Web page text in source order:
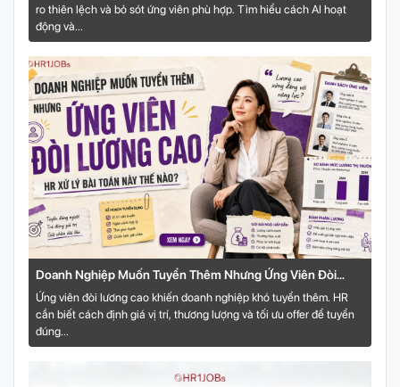
ro thiên lệch và bỏ sót ứng viên phù hợp. Tìm hiểu cách AI hoạt
động và...
Doanh Nghiệp Muốn Tuyển Thêm Nhưng Ứng Viên Đòi
Lương Cao: HR Xử Lý Bài Toán Này Thế Nào?
Ứng viên đòi lương cao khiến doanh nghiệp khó tuyển thêm. HR
cần biết cách định giá vị trí, thương lượng và tối ưu offer để tuyển
đúng...